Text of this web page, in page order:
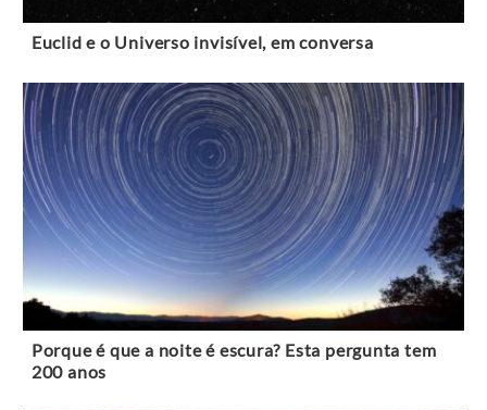
Euclid e o Universo invisível, em conversa
Porque é que a noite é escura? Esta pergunta tem
200 anos